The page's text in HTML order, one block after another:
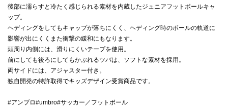
後部に濡らすと冷たく感じられる素材を内蔵したジュニアフットボールキャ
ップ。
ヘディングをしてもキャップが落ちにくく、ヘディング時のボールの軌道に
影響が出にくくまた衝撃の緩和にもなります。
頭周り内側には、滑りにくいテープを使用。
前にしても後ろにしてもかぶれるツバは、ソフトな素材を採用。
両サイドには、アジャスター付き。
独自開発の特許取得でキッズデザイン受賞商品です。
#アンブロ#umbro#サッカー／フットボール